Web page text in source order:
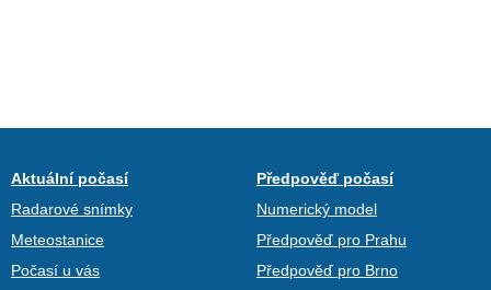
Aktuální počasí
Radarové snímky
Meteostanice
Počasí u vás
Předpověď počasí
Numerický model
Předpověď pro Prahu
Předpověď pro Brno